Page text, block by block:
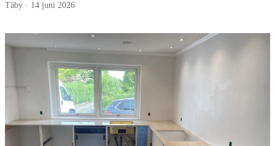
Täby · 14 juni 2026